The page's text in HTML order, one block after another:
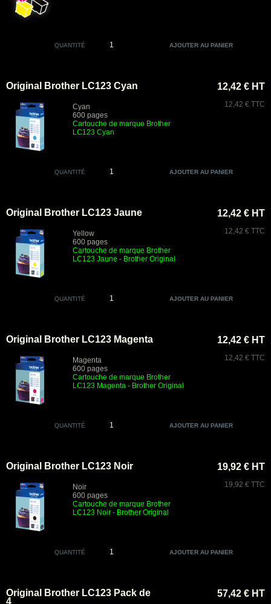
QUANTITÉ
Original Brother LC123 Cyan
Cyan
600 pages
Cartouche de marque Brother
LC123 Cyan
12,42 € HT
12,42 € TTC
QUANTITÉ
Original Brother LC123 Jaune
Yellow
600 pages
Cartouche de marque Brother
LC123 Jaune - Brother Original
12,42 € HT
12,42 € TTC
QUANTITÉ
Original Brother LC123 Magenta
Magenta
600 pages
Cartouche de marque Brother
LC123 Magenta - Brother Original
12,42 € HT
12,42 € TTC
QUANTITÉ
Original Brother LC123 Noir
Noir
600 pages
Cartouche de marque Brother
LC123 Noir - Brother Original
19,92 € HT
19,92 € TTC
QUANTITÉ
Original Brother LC123 Pack de
4
57,42 € HT